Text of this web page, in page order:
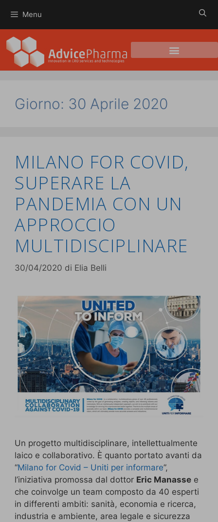
Menu
Giorno: 30 Aprile 2020
MILANO FOR COVID,
SUPERARE LA
PANDEMIA CON UN
APPROCCIO
MULTIDISCIPLINARE
30/04/2020 di Elia Belli
Un progetto multidisciplinare, intellettualmente
laico e collaborativo. È quanto portato avanti da
“Milano for Covid – Uniti per informare”,
l’iniziativa promossa dal dottor Eric Manasse e
che coinvolge un team composto da 40 esperti
in differenti ambiti: sanità, economia e ricerca,
industria e ambiente, area legale e sicurezza